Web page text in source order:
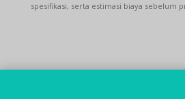
spesifikasi, serta estimasi biaya sebelum